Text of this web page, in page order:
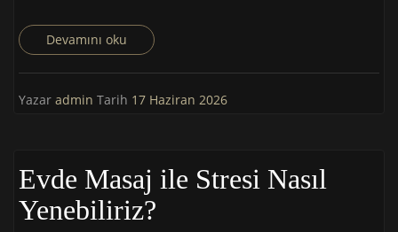
Devamını oku
Yazar admin Tarih 17 Haziran 2026
Evde Masaj ile Stresi Nasıl
Yenebiliriz?